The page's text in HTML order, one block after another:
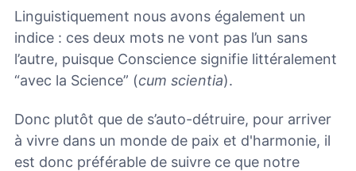
Linguistiquement nous avons également un
indice : ces deux mots ne vont pas l’un sans
l’autre, puisque Conscience signifie littéralement
“avec la Science” (cum scientia).
Donc plutôt que de s’auto-détruire, pour arriver
à vivre dans un monde de paix et d'harmonie, il
est donc préférable de suivre ce que notre